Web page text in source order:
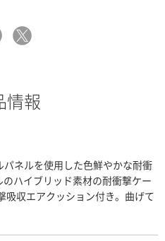
情報
ネルを使用した色鮮やかな耐衝
ハイブリッド素材の耐衝撃ケー
吸収エアクッション付き。曲げて